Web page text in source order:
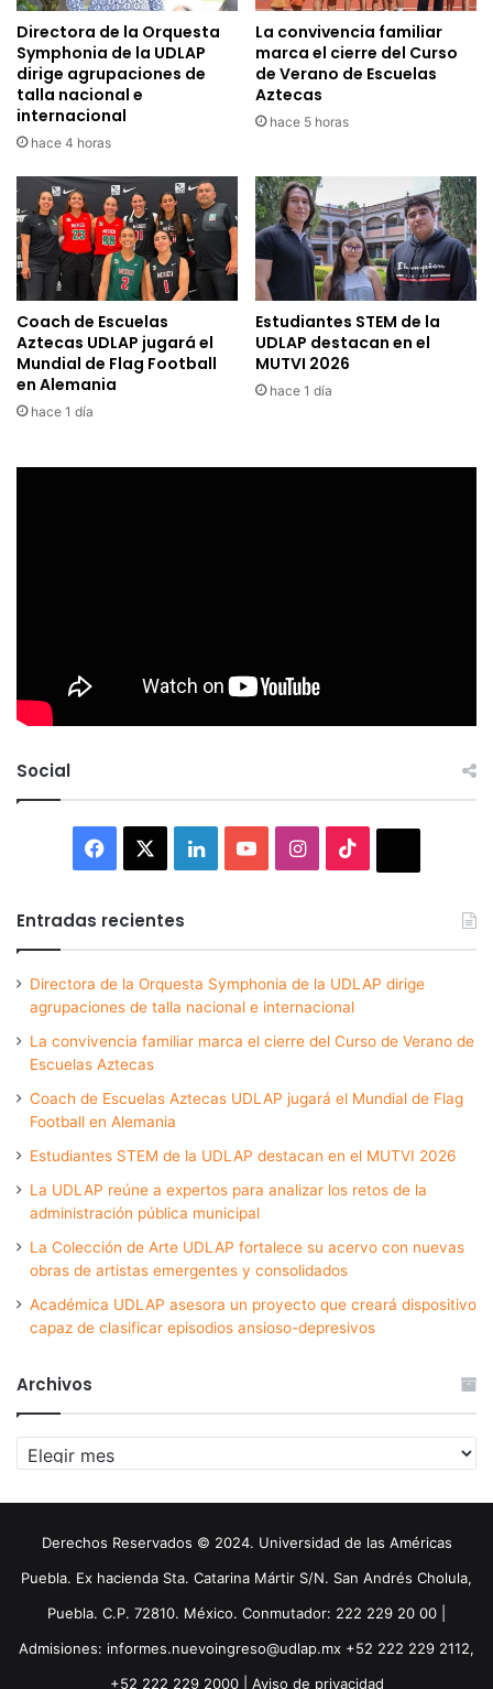
Directora de la Orquesta
Symphonia de la UDLAP
dirige agrupaciones de
talla nacional e
internacional
hace 4 horas
La convivencia familiar
marca el cierre del Curso
de Verano de Escuelas
Aztecas
hace 5 horas
Coach de Escuelas
Aztecas UDLAP jugará el
Mundial de Flag Football
en Alemania
hace 1 día
Estudiantes STEM de la
UDLAP destacan en el
MUTVI 2026
hace 1 día
Social
Facebook LinkedInYouTubeInstagram
Entradas recientes
Directora de la Orquesta Symphonia de la UDLAP dirige
agrupaciones de talla nacional e internacional
La convivencia familiar marca el cierre del Curso de Verano de
Escuelas Aztecas
Coach de Escuelas Aztecas UDLAP jugará el Mundial de Flag
Football en Alemania
Estudiantes STEM de la UDLAP destacan en el MUTVI 2026
La UDLAP reúne a expertos para analizar los retos de la
administración pública municipal
La Colección de Arte UDLAP fortalece su acervo con nuevas
obras de artistas emergentes y consolidados
Académica UDLAP asesora un proyecto que creará dispositivo
capaz de clasificar episodios ansioso-depresivos
Archivos
Archivos
Derechos Reservados © 2024. Universidad de las Américas
Puebla. Ex hacienda Sta. Catarina Mártir S/N. San Andrés Cholula,
Puebla. C.P. 72810. México. Conmutador: 222 229 20 00 |
Admisiones: informes.nuevoingreso@udlap.mx +52 222 229 2112,
+52 222 229 2000 | Aviso de privacidad